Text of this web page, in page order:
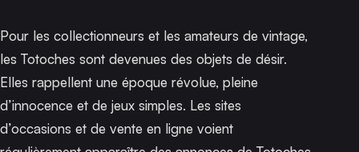
Pour les collectionneurs et les amateurs de vintage,
les Totoches sont devenues des objets de désir.
Elles rappellent une époque révolue, pleine
d’innocence et de jeux simples. Les sites
d’occasions et de vente en ligne voient